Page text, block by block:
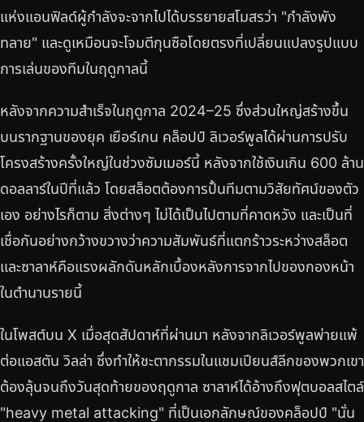
แห่งแอนฟิลด์ผู้กำลังจะจากไปได้บรรยายสโมสรว่า "กำลังพัง
ทลาย" และดูเหมือนจะโจมตีกุนซือโดยตรงที่เปลี่ยนแปลงรูปแบบ
การเล่นของทีมในฤดูกาลนี้
หลังจากความสำเร็จในฤดูกาล 2024–25 ซึ่งส่วนใหญ่สร้างขึ้น
บนรากฐานของยุค เยือร์เกน คล็อปป์ ลิเวอร์พูลได้ผ่านการปรับ
โครงสร้างครั้งใหญ่ในช่วงซัมเมอร์นี้ หลังจากใช้เงินเกิน 600 ล้าน
ดอลลาร์ในปีที่แล้ว โดยสล็อตต้องการปั้นทีมตามวิสัยทัศน์ของตัว
เอง อย่างไรก็ตาม สิ่งต่างๆ ไม่ได้เป็นไปตามที่คาดหวัง และเป็นที่
เชื่อกันอย่างกว้างขวางว่าความสัมพันธ์ที่แตกร้าวระหว่างสล็อต
และซาลาห์คือแรงผลักดันหลักเบื้องหลังการจากไปของกองหน้า
ในตำนานรายนี้
ในโพสต์บน X เมื่อสุดสัปดาห์ที่ผ่านมา หลังจากลิเวอร์พูลพ่ายแพ้
ต่อแอสตัน วิลล่า ซึ่งทำให้ชะตากรรมในแชมเปียนส์ลีกของพวกเขา
ต้องลุ้นจนถึงวันสุดท้ายของฤดูกาล ซาลาห์ได้อ้างถึงฟุตบอลสไตล์
"heavy metal attacking" ที่เป็นเอกลักษณ์ของคล็อปป์ "นั่น